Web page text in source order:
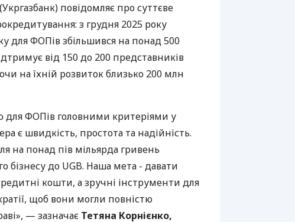
повідомляє про суттєве
з грудня 2025 року
для ФОПів збільшився на понад 500
від 150 до 200 представників
на їхній розвиток близько 200 млн
для ФОПів головними критеріями у
є швидкість, простота та надійність.
на понад пів мільярда гривень
бізнесу до UGB. Наша мета - давати
кошти, а зручні інструменти для
щоб вони могли повністю
— зазначає Тетяна Корнієнко,